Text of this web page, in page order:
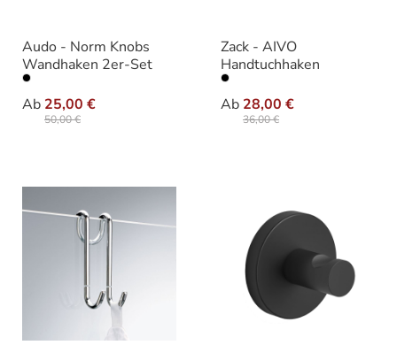
Audo - Norm Knobs
Wandhaken 2er-Set
Ab 25,00 €
50,00 €
Ausführung
Zack - AIVO
Handtuchhaken
Ab 28,00 €
36,00 €
Variante